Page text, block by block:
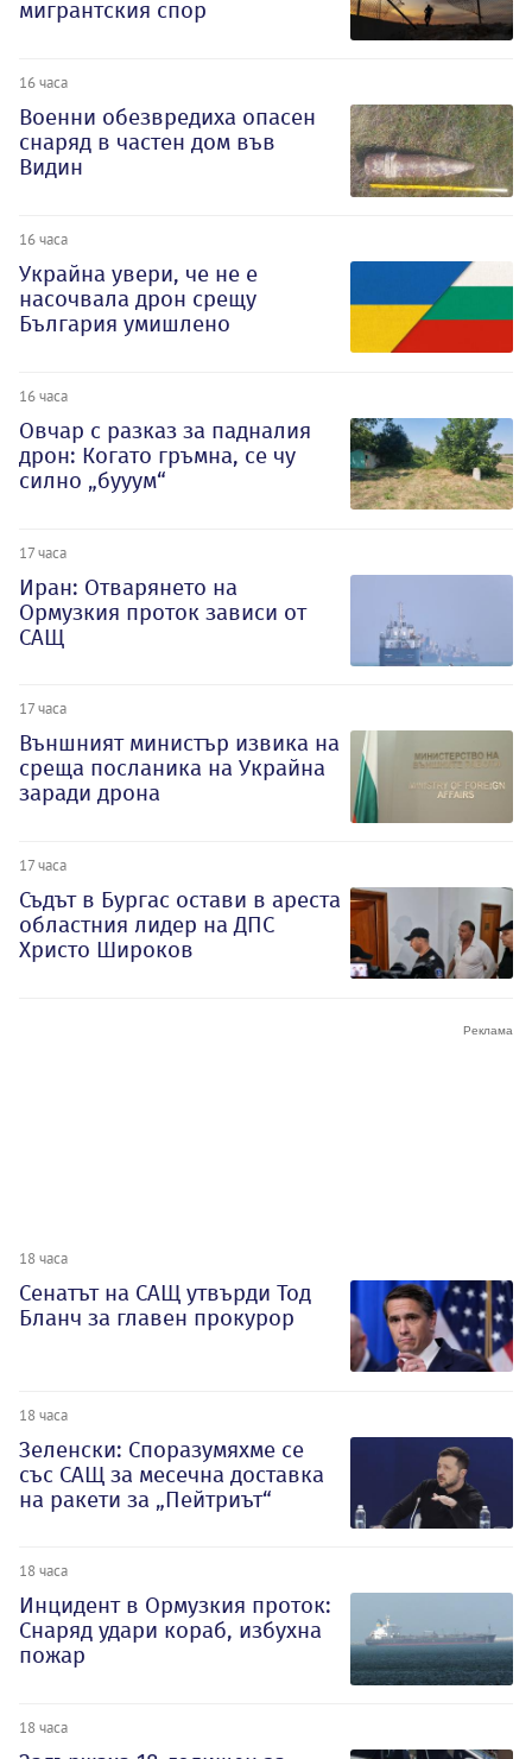
мигрантския спор
16 часа
Военни обезвредиха опасен
снаряд в частен дом във
Видин
16 часа
Украйна увери, че не е
насочвала дрон срещу
България умишлено
16 часа
Овчар с разказ за падналия
дрон: Когато гръмна, се чу
силно „бууум“
17 часа
Иран: Отварянето на
Ормузкия проток зависи от
САЩ
17 часа
Външният министър извика на
среща посланика на Украйна
заради дрона
17 часа
Съдът в Бургас остави в ареста
областния лидер на ДПС
Христо Широков
18 часа
Сенатът на САЩ утвърди Тод
Бланч за главен прокурор
18 часа
Зеленски: Споразумяхме се
със САЩ за месечна доставка
на ракети за „Пейтриът“
18 часа
Инцидент в Ормузкия проток:
Снаряд удари кораб, избухна
пожар
18 часа